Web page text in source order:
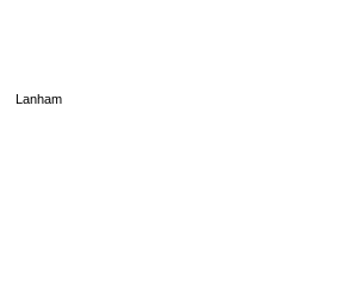
Lanham